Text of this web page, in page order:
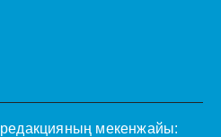
мекенжайы: